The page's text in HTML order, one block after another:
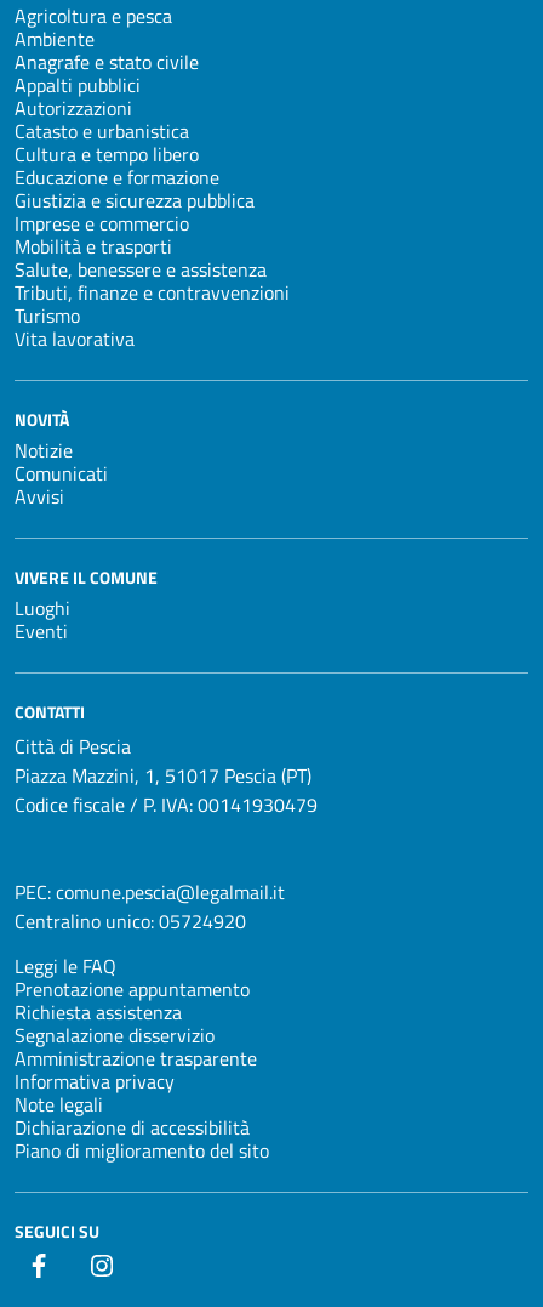
Agricoltura e pesca
Ambiente
Anagrafe e stato civile
Appalti pubblici
Autorizzazioni
Catasto e urbanistica
Cultura e tempo libero
Educazione e formazione
Giustizia e sicurezza pubblica
Imprese e commercio
Mobilità e trasporti
Salute, benessere e assistenza
Tributi, finanze e contravvenzioni
Turismo
Vita lavorativa
NOVITÀ
Notizie
Comunicati
Avvisi
VIVERE IL COMUNE
Luoghi
Eventi
CONTATTI
Città di Pescia
Piazza Mazzini, 1, 51017 Pescia (PT)
Codice fiscale / P. IVA: 00141930479
PEC:comune.pescia@legalmail.it
Centralino unico:05724920
Leggi le FAQ
Prenotazione appuntamento
Richiesta assistenza
Segnalazione disservizio
Amministrazione trasparente
Informativa privacy
Note legali
Dichiarazione di accessibilità
Piano di miglioramento del sito
SEGUICI SU
Facebook